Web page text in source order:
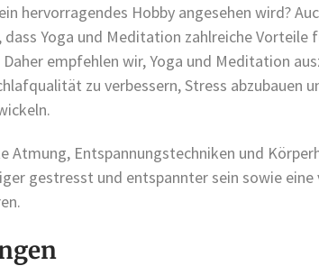
hervorragendes Hobby angesehen wird?
dass Yoga und Meditation zahlreiche Vorteile
empfehlen wir, Yoga und Meditation
zu verbessern, Stress abzubauen
Atmung, Entspannungstechniken und
gestresst und entspannter sein sowie